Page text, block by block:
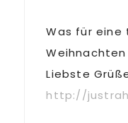
Was für eine
Weihnachten
Liebste
http://